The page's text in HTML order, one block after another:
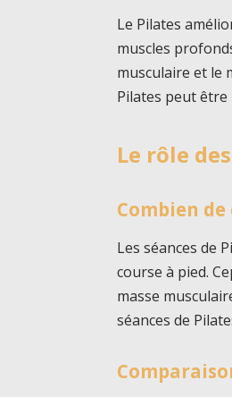
Le Pilates
muscles
musculaire et le
Pilates peut être
Le rôle
Combien
Les séances de
course à pied.
masse
séances de